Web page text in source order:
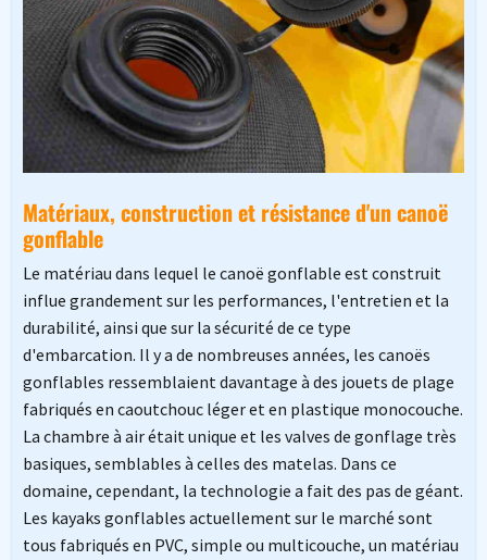
Matériaux, construction et résistance d'un canoë
gonflable
Le matériau dans lequel le canoë gonflable est construit
influe grandement sur les performances, l'entretien et la
durabilité, ainsi que sur la sécurité de ce type
d'embarcation. Il y a de nombreuses années, les canoës
gonflables ressemblaient davantage à des jouets de plage
fabriqués en caoutchouc léger et en plastique monocouche.
La chambre à air était unique et les valves de gonflage très
basiques, semblables à celles des matelas. Dans ce
domaine, cependant, la technologie a fait des pas de géant.
Les kayaks gonflables actuellement sur le marché sont
tous fabriqués en PVC, simple ou multicouche, un matériau